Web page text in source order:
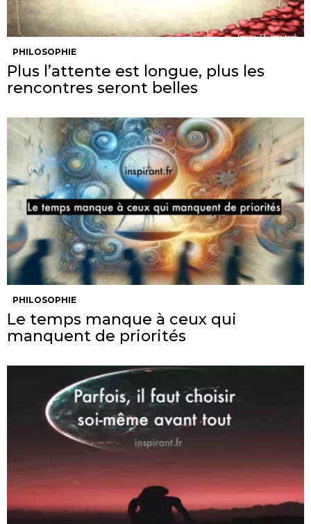
PHILOSOPHIE
Plus l’attente est longue, plus les
rencontres seront belles
PHILOSOPHIE
Le temps manque à ceux qui
manquent de priorités